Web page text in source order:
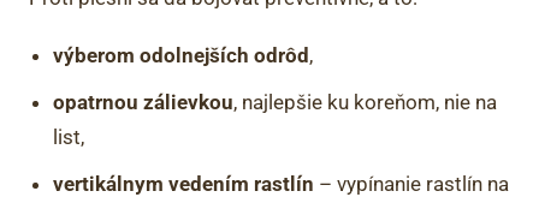
výberom odolnejších odrôd,
opatrnou zálievkou, najlepšie ku koreňom, nie na
list,
vertikálnym vedením rastlín – vypínanie rastlín na